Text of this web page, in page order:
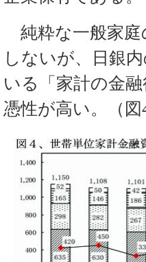
純粋な一般家庭
しないが、日銀
いる「家計の金
憑性が高い。（図